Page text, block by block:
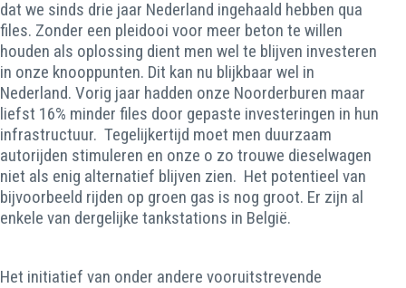
dat we sinds drie jaar Nederland ingehaald hebben qua
files. Zonder een pleidooi voor meer beton te willen
houden als oplossing dient men wel te blijven investeren
in onze knooppunten. Dit kan nu blijkbaar wel in
Nederland. Vorig jaar hadden onze Noorderburen maar
liefst 16% minder files door gepaste investeringen in hun
infrastructuur. Tegelijkertijd moet men duurzaam
autorijden stimuleren en onze o zo trouwe dieselwagen
niet als enig alternatief blijven zien. Het potentieel van
bijvoorbeeld rijden op groen gas is nog groot. Er zijn al
enkele van dergelijke tankstations in België.
Het initiatief van onder andere vooruitstrevende